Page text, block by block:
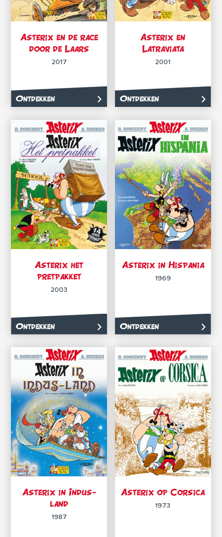
Asterix en de race
door de Laars
2017
Ontdekken
Asterix en
Latraviata
2001
Ontdekken
Asterix het
pretpakket
2003
Ontdekken
Asterix in Hispania
1969
Ontdekken
Asterix in Indus-
land
1987
Asterix op Corsica
1973